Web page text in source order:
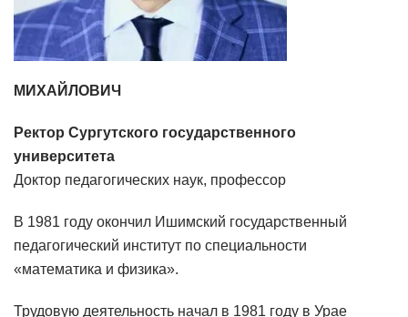
МИХАЙЛОВИЧ
Ректор Сургутского государственного
университета
Доктор педагогических наук, профессор
В 1981 году окончил Ишимский государственный
педагогический институт по специальности
«математика и физика».
Трудовую деятельность начал в 1981 году в Урае